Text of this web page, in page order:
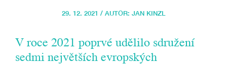
29. 12. 2021 / AUTOR: JAN KINZL
V roce 2021 poprvé udělilo sdružení
sedmi největších evropských